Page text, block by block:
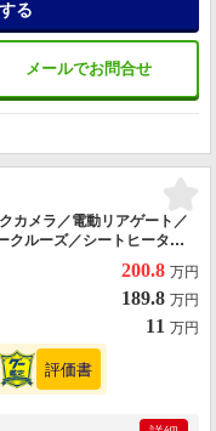
メールでお問合せ
る
メラ／電動リアゲート／
クルーズ／シートヒーター
パドルシフト／シートメ
200.8 万円
189.8 万円
11 万円